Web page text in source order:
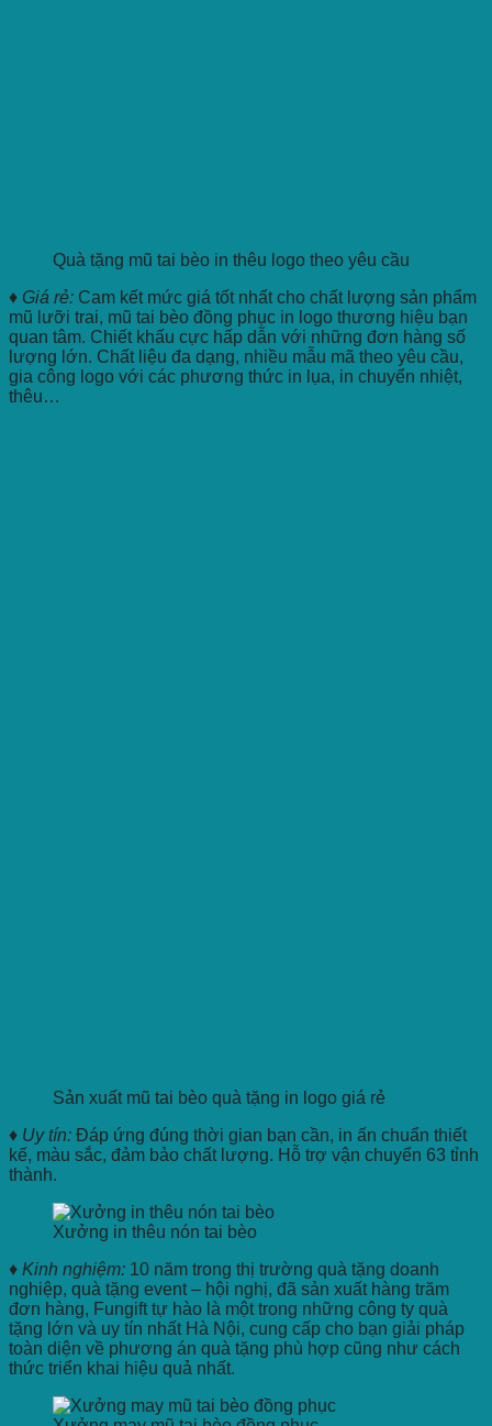
Quà tặng mũ tai bèo in thêu logo theo yêu cầu
♦ Giá rẻ: Cam kết mức giá tốt nhất cho chất lượng sản phẩm
mũ lưỡi trai, mũ tai bèo đồng phục in logo thương hiệu bạn
quan tâm. Chiết khấu cực hấp dẫn với những đơn hàng số
lượng lớn. Chất liệu đa dạng, nhiều mẫu mã theo yêu cầu,
gia công logo với các phương thức in lụa, in chuyển nhiệt,
thêu…
Sản xuất mũ tai bèo quà tặng in logo giá rẻ
♦ Uy tín: Đáp ứng đúng thời gian bạn cần, in ấn chuẩn thiết
kế, màu sắc, đảm bảo chất lượng. Hỗ trợ vận chuyển 63 tỉnh
thành.
Xưởng in thêu nón tai bèo
♦ Kinh nghiệm: 10 năm trong thị trường quà tặng doanh
nghiệp, quà tặng event – hội nghị, đã sản xuất hàng trăm
đơn hàng, Fungift tự hào là một trong những công ty quà
tặng lớn và uy tín nhất Hà Nội, cung cấp cho bạn giải pháp
toàn diện về phương án quà tặng phù hợp cũng như cách
thức triển khai hiệu quả nhất.